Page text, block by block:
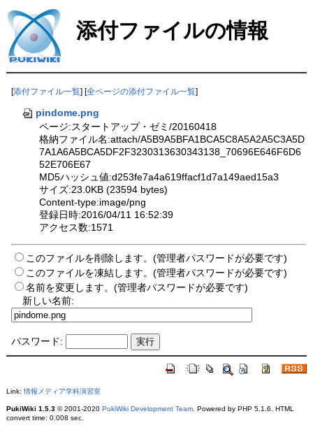
添付ファイルの情報
[添付ファイル一覧] [全ページの添付ファイル一覧]
pindome.png
ページ:スタートアップ・ゼミ/20160418
格納ファイル名:attach/A5B9A5BFA1BCA5C8A5A2A5C3A5D
7A1A6A5BCA5DF2F3230313630343138_70696E646F6D6
52E706E67
MD5ハッシュ値:d253fe7a4a619ffacf1d7a149aed15a3
サイズ:23.0KB (23594 bytes)
Content-type:image/png
登録日時:2016/04/11 16:52:39
アクセス数:1571
このファイルを削除します。(管理者パスワードが必要です)
このファイルを凍結します。(管理者パスワードが必要です)
名前を変更します。(管理者パスワードが必要です)
新しい名前:
パスワード:
Link: 情報メディア学科演習室
PukiWiki 1.5.3© 2001-2020 PukiWiki Development Team. Powered by PHP 5.1.6. HTML
convert time: 0.008 sec.